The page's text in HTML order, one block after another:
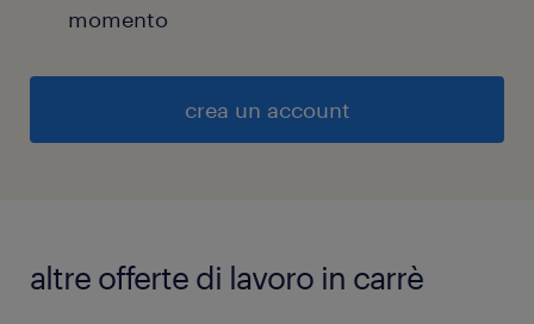
momento
crea un account
altre offerte di lavoro in carrè